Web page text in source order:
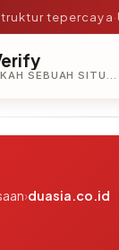
tepercaya·
PERIKSA APAKAH SEBUAH SITUS AMAN, TEPERCAYA, DAN TERVERIFIKASI DALAM HITUNGAN DETIK.
›duasia.co.id